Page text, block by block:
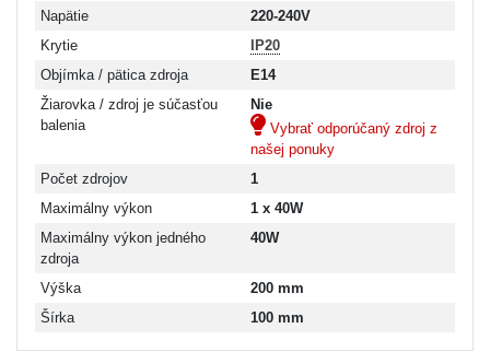
Napätie
220-240V
Krytie
IP20
Objímka / pätica zdroja
E14
Žiarovka / zdroj je súčasťou
balenia
Nie
Vybrať odporúčaný zdroj z
našej ponuky
Počet zdrojov
1
Maximálny výkon
1 x 40W
Maximálny výkon jedného
zdroja
40W
Výška
200 mm
Šírka
100 mm